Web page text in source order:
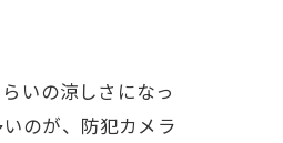
いの涼しさになっ
のが、防犯カメラ